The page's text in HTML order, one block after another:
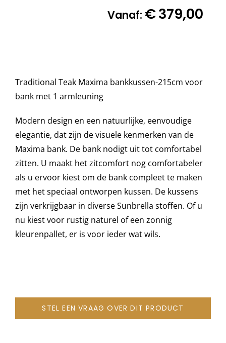
Accessoires en Kado
Vanaf: €379,00
Traditional Teak Maxima bankkussen-215cm voor
bank met 1 armleuning
Modern design en een natuurlijke, eenvoudige
elegantie, dat zijn de visuele kenmerken van de
Maxima bank. De bank nodigt uit tot comfortabel
zitten. U maakt het zitcomfort nog comfortabeler
als u ervoor kiest om de bank compleet te maken
met het speciaal ontworpen kussen. De kussens
zijn verkrijgbaar in diverse Sunbrella stoffen. Of u
nu kiest voor rustig naturel of een zonnig
kleurenpallet, er is voor ieder wat wils.
STEL EEN VRAAG OVER DIT PRODUCT